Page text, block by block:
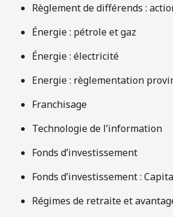
Règlement de différends :
Énergie : pétrole et gaz
Énergie : électricité
Energie : règlementation
Franchisage
Technologie de l’information
Fonds d’investissement
Fonds d’investissement :
Régimes de retraite et